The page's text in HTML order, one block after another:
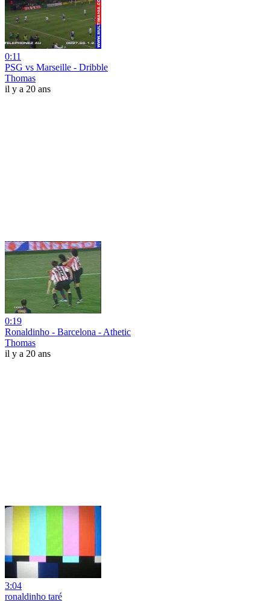
0:11
PSG vs Marseille - Dribble
Thomas
il y a 20 ans
0:19
Ronaldinho - Barcelona - Athetic
Thomas
il y a 20 ans
3:04
ronaldinho taré